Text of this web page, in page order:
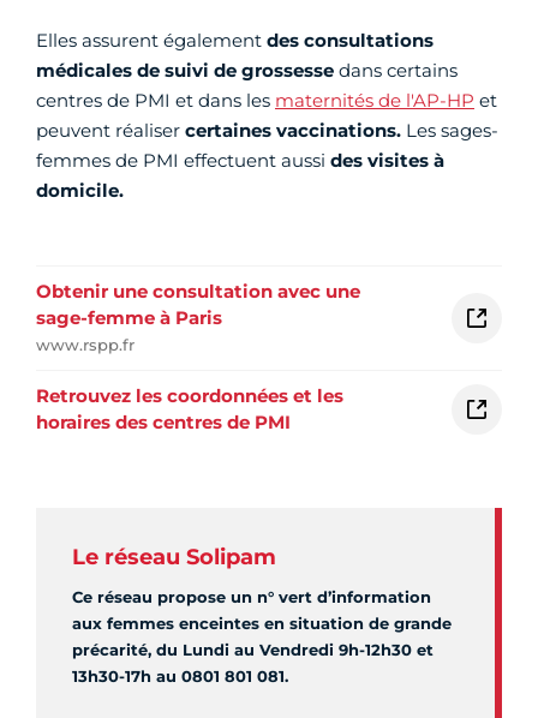
Elles assurent également des consultations
médicales de suivi de grossesse dans certains
centres de PMI et dans les maternités de l'AP-HP et
peuvent réaliser certaines vaccinations. Les sages-
femmes de PMI effectuent aussi des visites à
domicile.
Obtenir une consultation avec une
sage-femme à Paris
www.rspp.fr
Retrouvez les coordonnées et les
horaires des centres de PMI
Le réseau Solipam
Ce réseau propose un n° vert d’information
aux femmes enceintes en situation de grande
précarité, du Lundi au Vendredi 9h-12h30 et
13h30-17h au 0801 801 081.